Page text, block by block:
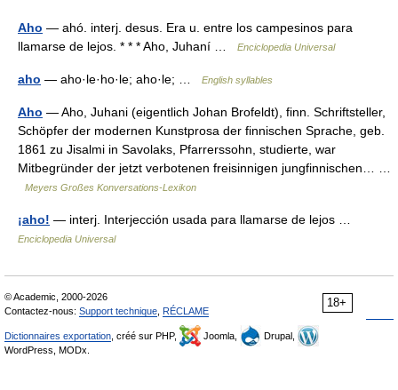
Aho — ahó. interj. desus. Era u. entre los campesinos para
llamarse de lejos. * * * Aho, Juhaní …
Enciclopedia Universal
aho — aho·le·ho·le; aho·le; … English syllables
Aho — Aho, Juhani (eigentlich Johan Brofeldt), finn. Schriftsteller,
Schöpfer der modernen Kunstprosa der finnischen Sprache, geb.
1861 zu Jisalmi in Savolaks, Pfarrerssohn, studierte, war
Mitbegründer der jetzt verbotenen freisinnigen jungfinnischen… …
Meyers Großes Konversations-Lexikon
¡aho! — interj. Interjección usada para llamarse de lejos …
Enciclopedia Universal
18+
© Academic, 2000-2026
Contactez-nous: Support technique RÉCLAME
Dictionnaires exportation , créé sur PHP, Joomla,
Drupal,
WordPress, MODx.